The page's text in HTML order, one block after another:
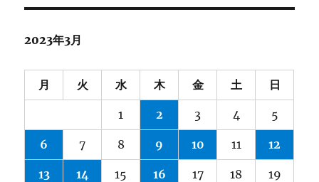
2023年3月
月 火 水 木 金 土 日
1 2 3 4 5
6 7 8 9 10 11 12
13 14 15 16 17 18 19